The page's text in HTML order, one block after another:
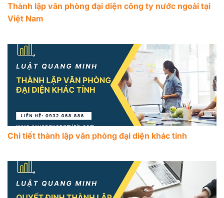
Thành lập văn phòng đại diện công ty nước ngoài tại
Việt Nam
Chi tiết thành lập văn phòng đại diện khác tỉnh